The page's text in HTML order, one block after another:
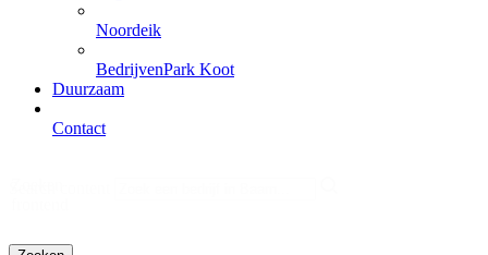
Noordeik
BedrijvenPark Koot
Duurzaam
Contact